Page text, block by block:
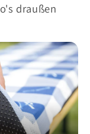
draußen